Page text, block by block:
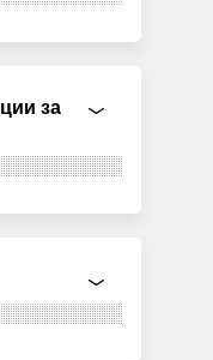
за